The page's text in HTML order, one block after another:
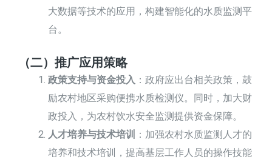
大数据等技术的应用，构建智能化的水质监测平
台。
（二）推广应用策略
政策支持与资金投入 ：政府应出台相关政策，鼓
励农村地区采购便携水质检测仪。同时，加大财
政投入，为农村饮水安全监测提供资金保障。
人才培养与技术培训 ：加强农村水质监测人才的
培养和技术培训，提高基层工作人员的操作技能